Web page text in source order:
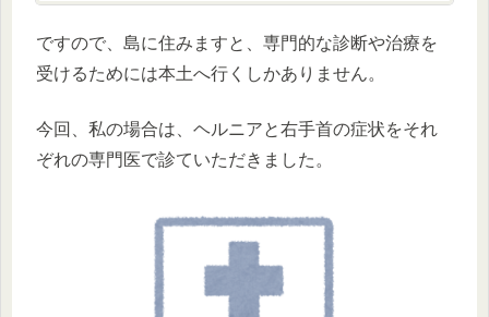
ですので、島に住みますと、専門的な診断や治療を
受けるためには本土へ行くしかありません。
今回、私の場合は、ヘルニアと右手首の症状をそれ
ぞれの専門医で診ていただきました。